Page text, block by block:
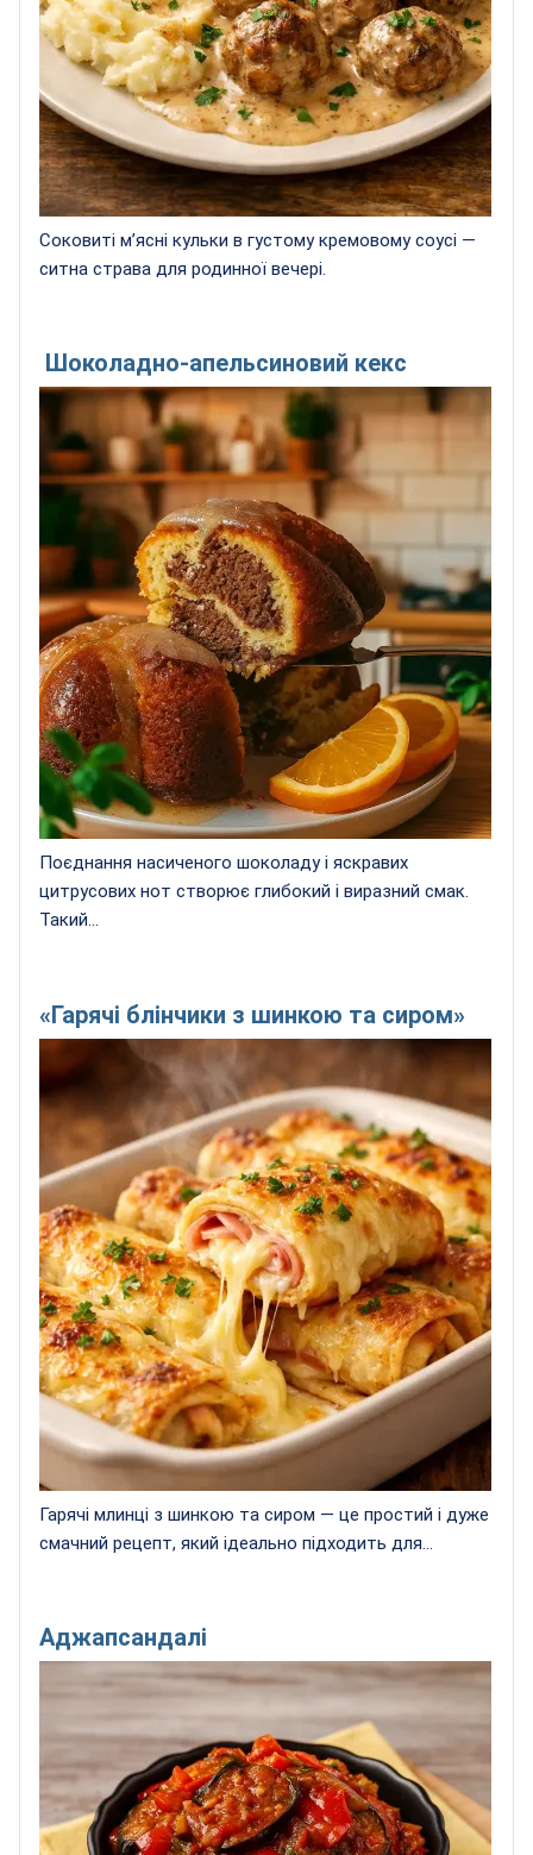
Соковиті м’ясні кульки в густому кремовому соусі —
ситна страва для родинної вечері.
Шоколадно-апельсиновий кекс
Поєднання насиченого шоколаду і яскравих
цитрусових нот створює глибокий і виразний смак.
Такий...
«Гарячі блінчики з шинкою та сиром»
Гарячі млинці з шинкою та сиром — це простий і дуже
смачний рецепт, який ідеально підходить для...
Аджапсандалі